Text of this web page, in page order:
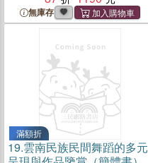
無庫存
滿額折
19.雲南民族民間舞蹈的多元